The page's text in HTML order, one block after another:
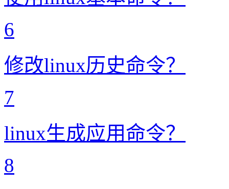
6
修改linux历史命令？
7
linux生成应用命令？
8